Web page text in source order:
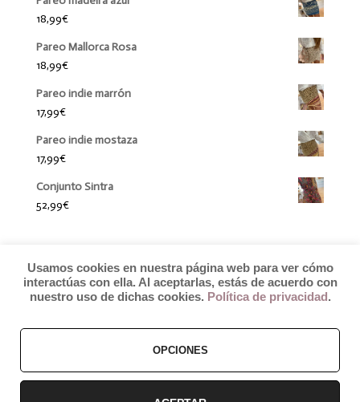
18,99€
Pareo Mallorca Rosa
18,99€
Pareo indie marrón
17,99€
Pareo indie mostaza
17,99€
Conjunto Sintra
52,99€
© 2019 by Débora Colette
Términos y Condiciones Cambios y Devoluciones
Usamos cookies en nuestra página web para ver cómo
interactúas con ella. Al aceptarlas, estás de acuerdo con
nuestro uso de dichas cookies. Política de privacidad .
OPCIONES